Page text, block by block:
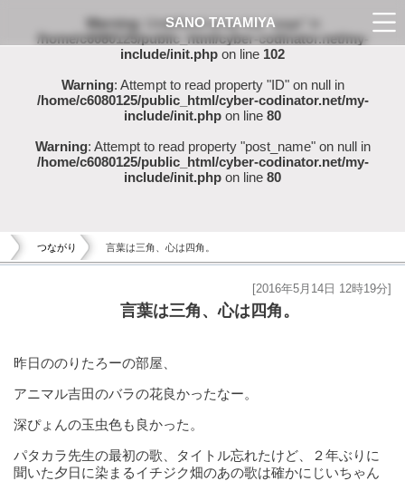
Warning: Undefined array key "page" in
/home/c6080125/public_html/cyber-codinator.net/my-
include/init.php on line 102
Warning: Attempt to read property "ID" on null in
/home/c6080125/public_html/cyber-codinator.net/my-
include/init.php on line 80
Warning: Attempt to read property "post_name" on null in
/home/c6080125/public_html/cyber-codinator.net/my-
include/init.php on line 80
つながり 言葉は三角、心は四角。
言葉は三角、心は四角。
[2016年5月14日 12時19分]
昨日ののりたろーの部屋、
アニマル吉田のバラの花良かったなー。
深ぴょんの玉虫色も良かった。
パタカラ先生の最初の歌、タイトル忘れたけど、２年ぶりに
聞いた夕日に染まるイチジク畑のあの歌は確かにじいちゃん
SANO TATAMIYA